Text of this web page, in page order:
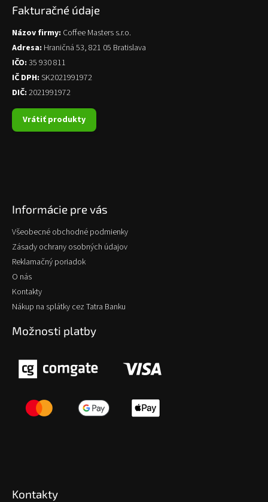
Fakturačné údaje
Názov firmy: Coffee Masters s.r.o.
Adresa: Hraničná 53, 821 05 Bratislava
IČO: 35 930 811
IČ DPH: SK2021991972
DIČ: 2021991972
Vrátiť produkty
Informácie pre vás
Všeobecné obchodné podmienky
Zásady ochrany osobných údajov
Reklamačný poriadok
O nás
Kontakty
Nákup na splátky cez Tatra Banku
Možnosti platby
Kontakty